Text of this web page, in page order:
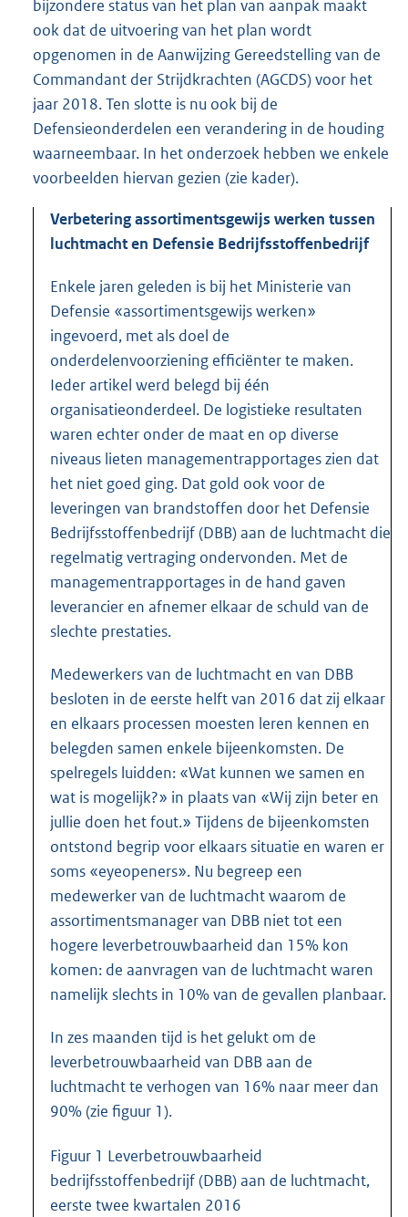
bijzondere status van het plan van aanpak maakt
ook dat de uitvoering van het plan wordt
opgenomen in de Aanwijzing Gereedstelling van de
Commandant der Strijdkrachten (AGCDS) voor het
jaar 2018. Ten slotte is nu ook bij de
Defensieonderdelen een verandering in de houding
waarneembaar. In het onderzoek hebben we enkele
voorbeelden hiervan gezien (zie kader).
Verbetering assortimentsgewijs werken tussen
luchtmacht en Defensie Bedrijfsstoffenbedrijf
Enkele jaren geleden is bij het Ministerie van
Defensie «assortimentsgewijs werken»
ingevoerd, met als doel de
onderdelenvoorziening efficiënter te maken.
Ieder artikel werd belegd bij één
organisatieonderdeel. De logistieke resultaten
waren echter onder de maat en op diverse
niveaus lieten managementrapportages zien dat
het niet goed ging. Dat gold ook voor de
leveringen van brandstoffen door het Defensie
Bedrijfsstoffenbedrijf (DBB) aan de luchtmacht die
regelmatig vertraging ondervonden. Met de
managementrapportages in de hand gaven
leverancier en afnemer elkaar de schuld van de
slechte prestaties.
Medewerkers van de luchtmacht en van DBB
besloten in de eerste helft van 2016 dat zij elkaar
en elkaars processen moesten leren kennen en
belegden samen enkele bijeenkomsten. De
spelregels luidden: «Wat kunnen we samen en
wat is mogelijk?» in plaats van «Wij zijn beter en
jullie doen het fout.» Tijdens de bijeenkomsten
ontstond begrip voor elkaars situatie en waren er
soms «eyeopeners». Nu begreep een
medewerker van de luchtmacht waarom de
assortimentsmanager van DBB niet tot een
hogere leverbetrouwbaarheid dan 15% kon
komen: de aanvragen van de luchtmacht waren
namelijk slechts in 10% van de gevallen planbaar.
In zes maanden tijd is het gelukt om de
leverbetrouwbaarheid van DBB aan de
luchtmacht te verhogen van 16% naar meer dan
90% (zie figuur 1).
Figuur 1 Leverbetrouwbaarheid
bedrijfsstoffenbedrijf (DBB) aan de luchtmacht,
eerste twee kwartalen 2016